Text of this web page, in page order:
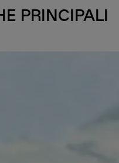
PRINCIPALI